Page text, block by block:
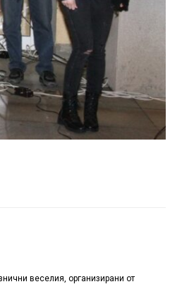
веселия, организирани от